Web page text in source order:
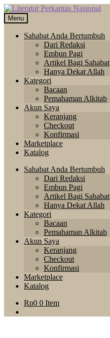
Skip
to
navigation
Langsung
ke
isi
Menu
Sahabat Anda Bertumbuh
Dari Redaksi
Embun Pagi
Artikel Bagi Sahabat
Hanya Dekat Allah
Kategori
Bacaan
Pemahaman Alkitab
Akun Saya
Keranjang
Checkout
Konfirmasi
Marketplace
Katalog
Sahabat Anda Bertumbuh
Dari Redaksi
Embun Pagi
Artikel Bagi Sahabat
Hanya Dekat Allah
Kategori
Bacaan
Pemahaman Alkitab
Akun Saya
Keranjang
Checkout
Konfirmasi
Marketplace
Katalog
Rp0 0 Item